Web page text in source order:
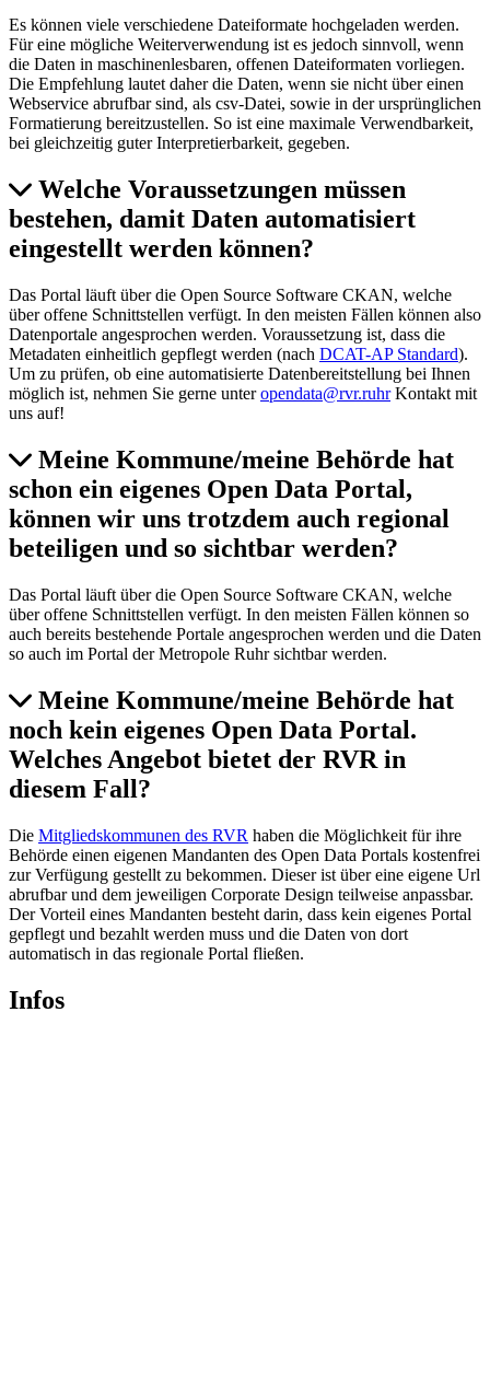
Es können viele verschiedene Dateiformate hochgeladen werden.
Für eine mögliche Weiterverwendung ist es jedoch sinnvoll, wenn
die Daten in maschinenlesbaren, offenen Dateiformaten vorliegen.
Die Empfehlung lautet daher die Daten, wenn sie nicht über einen
Webservice abrufbar sind, als csv-Datei, sowie in der ursprünglichen
Formatierung bereitzustellen. So ist eine maximale Verwendbarkeit,
bei gleichzeitig guter Interpretierbarkeit, gegeben.
Welche Voraussetzungen müssen
bestehen, damit Daten automatisiert
eingestellt werden können?
Das Portal läuft über die Open Source Software CKAN, welche
über offene Schnittstellen verfügt. In den meisten Fällen können also
Datenportale angesprochen werden. Voraussetzung ist, dass die
Metadaten einheitlich gepflegt werden (nach DCAT-AP Standard).
Um zu prüfen, ob eine automatisierte Datenbereitstellung bei Ihnen
möglich ist, nehmen Sie gerne unteropendata@rvr.ruhrKontakt mit
uns auf!
Meine Kommune/meine Behörde hat
schon ein eigenes Open Data Portal,
können wir uns trotzdem auch regional
beteiligen und so sichtbar werden?
Das Portal läuft über die Open Source Software CKAN, welche
über offene Schnittstellen verfügt. In den meisten Fällen können so
auch bereits bestehende Portale angesprochen werden und die Daten
so auch im Portal der Metropole Ruhr sichtbar werden.
Meine Kommune/meine Behörde hat
noch kein eigenes Open Data Portal.
Welches Angebot bietet der RVR in
diesem Fall?
Die Mitgliedskommunen des RVR haben die Möglichkeit für ihre
Behörde einen eigenen Mandanten des Open Data Portals kostenfrei
zur Verfügung gestellt zu bekommen. Dieser ist über eine eigene Url
abrufbar und dem jeweiligen Corporate Design teilweise anpassbar.
Der Vorteil eines Mandanten besteht darin, dass kein eigenes Portal
gepflegt und bezahlt werden muss und die Daten von dort
automatisch in das regionale Portal fließen.
Infos